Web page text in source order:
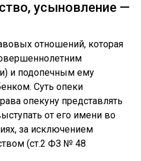
усыновление —
отношений, которая
и подопечным ему
Суть опеки
опекуну представлять
от его имени во
за исключением
(ст.2 ФЗ № 48